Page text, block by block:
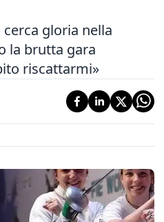
gloria nella
la brutta gara
riscattarmi»